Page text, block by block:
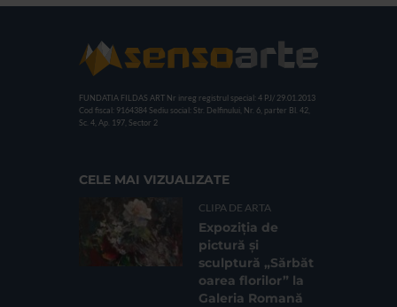
FUNDATIA FILDAS ART Nr inreg registrul special: 4 PJ/ 29.01.2013
Cod fiscal: 9164384 Sediu social: Str. Delfinului, Nr. 6, parter Bl. 42,
Sc. 4, Ap. 197, Sector 2
CELE MAI VIZUALIZATE
CLIPA DE ARTA
Expoziția de
pictură și
sculptură „Sărbăt
oarea florilor” la
Galeria Romană